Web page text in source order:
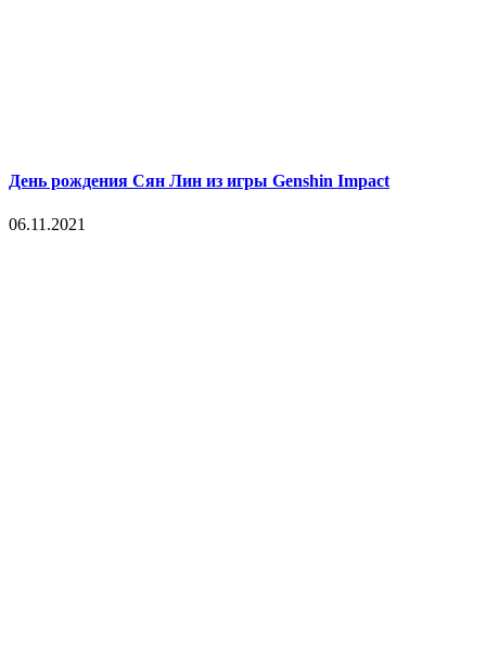
День рождения Сян Лин из игры Genshin Impact
06.11.2021